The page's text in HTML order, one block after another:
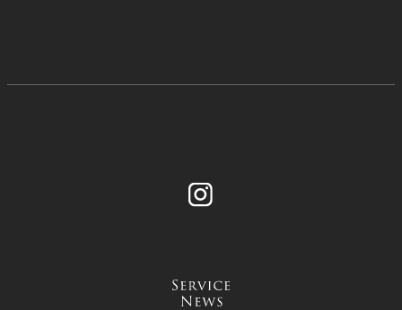
Instagram
service
news